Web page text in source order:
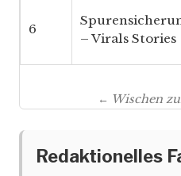
6
– Virals Stories
← Wischen
Redaktionelles